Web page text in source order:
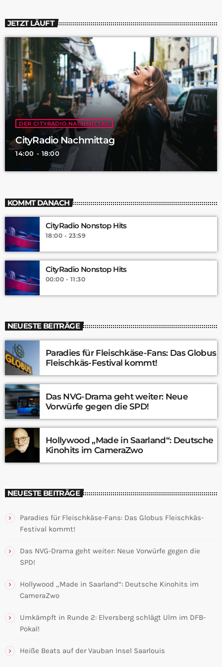
JETZT LÄUFT
DER CITYRADIO NACHMITTAG
CityRadio Nachmittag
14:00 - 18:00
KOMMT DANACH
CityRadio Nonstop Hits
18:00 - 23:59
CityRadio Nonstop Hits
00:00 - 11:30
NEUESTE BEITRÄGE
Paradies für Fleischkäse-Fans: Das Globus
Fleischkäs-Festival kommt!
Das NVG-Drama geht weiter: Neue
Vorwürfe gegen die SPD!
Hollywood „Made in Saarland“: Deutsche
Kinohits im CameraZwo
NEUESTE BEITRÄGE
Paradies für Fleischkäse-Fans: Das Globus Fleischkäs-
Festival kommt!
Das NVG-Drama geht weiter: Neue Vorwürfe gegen die
SPD!
Hollywood „Made in Saarland“: Deutsche Kinohits im
CameraZwo
Umkämpft in Runde 2: Elversberg schlägt Ulm im DFB-
Pokal!
Heiße Beats auf der Vauban Insel Saarlouis